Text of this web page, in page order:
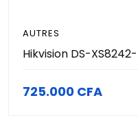
AUTRES
725.000 CFA